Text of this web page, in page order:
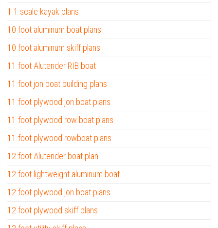
1 1 scale kayak plans
10 foot aluminum boat plans
10 foot aluminum skiff plans
11 foot Alutender RIB boat
11 foot jon boat building plans
11 foot plywood jon boat plans
11 foot plywood row boat plans
11 foot plywood rowboat plans
12 foot Alutender boat plan
12 foot lightweight aluminum boat
12 foot plywood jon boat plans
12 foot plywood skiff plans